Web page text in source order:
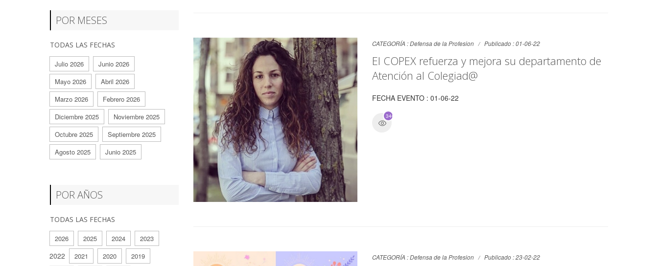
POR MESES
TODAS LAS FECHAS
Julio 2026
Junio 2026
Mayo 2026
Abril 2026
Marzo 2026
Febrero 2026
Diciembre 2025
Noviembre 2025
Octubre 2025
Septiembre 2025
Agosto 2025
Junio 2025
POR AÑOS
TODAS LAS FECHAS
2026 2025 2024 2023
2022 2021 2020
2019
CATEGORÍA :Defensa de la Profesion Publicado : 01-06-22
El COPEX refuerza y mejora su departamento de
Atención al Colegiad@
FECHA EVENTO : 01-06-22
3462
CATEGORÍA :Defensa de la Profesion Publicado : 23-02-22